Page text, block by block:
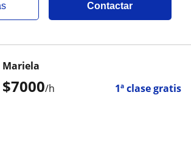
Contactar
$7000/h 1ª clase gratis
Mariela